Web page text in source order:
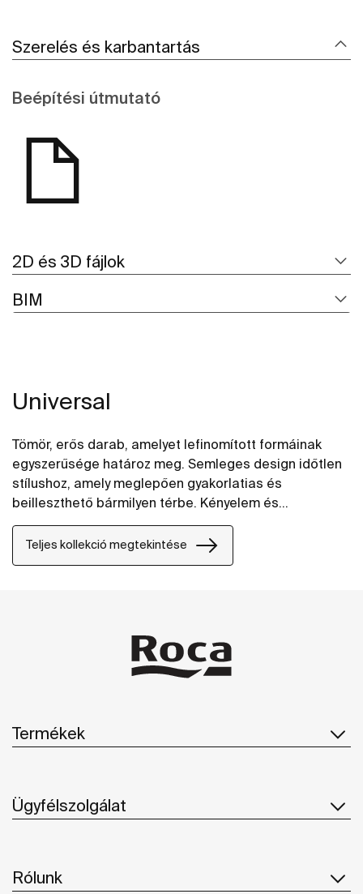
Szerelés és karbantartás
Beépítési útmutató
2D és 3D fájlok
BIM
Universal
Tömör, erős darab, amelyet lefinomított formáinak
egyszerűsége határoz meg. Semleges design időtlen
stílushoz, amely meglepően gyakorlatias és
beilleszthető bármilyen térbe. Kényelem és
kialakításban.
Teljes kollekció megtekintése
Termékek
Ügyfélszolgálat
Rólunk